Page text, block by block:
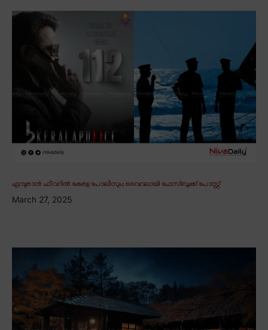
എമ്പുരാൻ ഫീവറിൽ കേരള പോലീസും; വൈറലായി ഫേസ്ബുക്ക് പോസ്റ്റ്
March 27, 2025